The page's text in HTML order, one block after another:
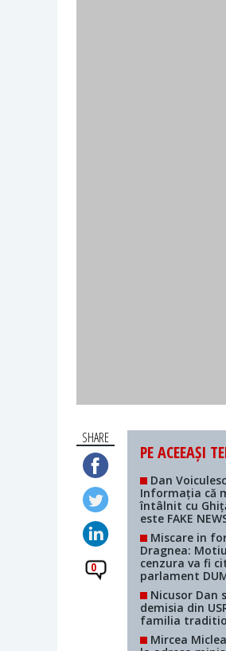
SHARE
0
PE ACEEAȘI
Dan
Informația că
întâlnit cu
este FAKE
Miscare in
Dragnea:
cenzura va fi
parlament
Nicusor Dan
demisia din
familia
Mircea